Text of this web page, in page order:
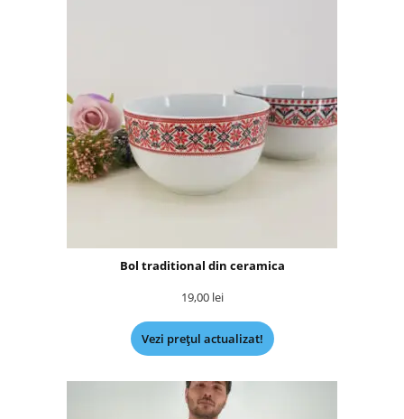
Bol traditional din ceramica
19,00 lei
Vezi prețul actualizat!